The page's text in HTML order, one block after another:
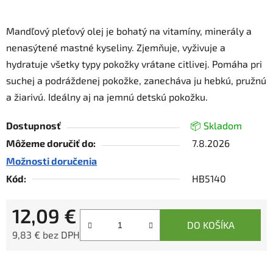
Mandľový pleťový olej je bohatý na vitamíny, minerály a
nenasýtené mastné kyseliny. Zjemňuje, vyživuje a
hydratuje všetky typy pokožky vrátane citlivej. Pomáha pri
suchej a podráždenej pokožke, zanecháva ju hebkú, pružnú
a žiarivú. Ideálny aj na jemnú detskú pokožku.
Dostupnosť
📦 Skladom
Môžeme doručiť do:
7.8.2026
Možnosti doručenia
Kód:
HB5140
12,09 €
9,83 € bez DPH
DO KOŠÍKA